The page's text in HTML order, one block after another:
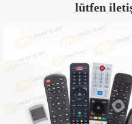
lütfen